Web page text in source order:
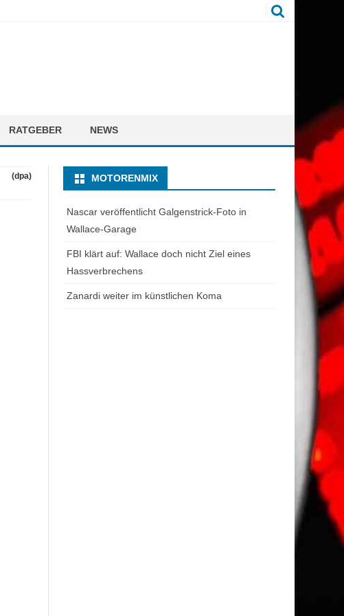
RATGEBER NEWS
(dpa) MOTORENMIX
Nascar veröffentlicht Galgenstrick-Foto in
Wallace-Garage
FBI klärt auf: Wallace doch nicht Ziel eines
Hassverbrechens
Zanardi weiter im künstlichen Koma